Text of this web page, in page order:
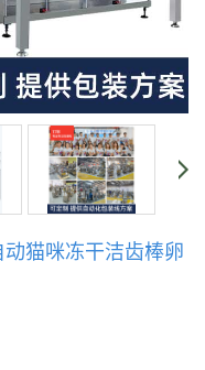
猫咪冻干洁齿棒卵